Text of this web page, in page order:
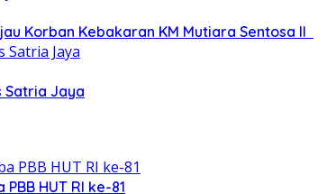
Korban Kebakaran KM Mutiara Sentosa II
Satria Jaya
HUT RI ke-81